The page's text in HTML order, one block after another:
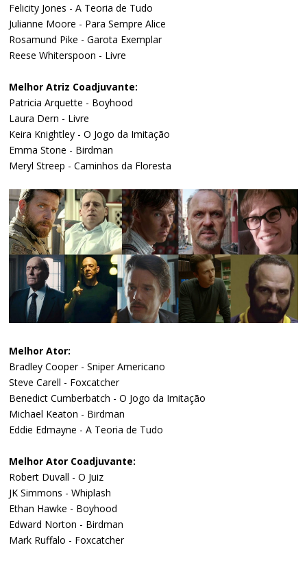
Felicity Jones - A Teoria de Tudo
Julianne Moore - Para Sempre Alice
Rosamund Pike - Garota Exemplar
Reese Whiterspoon - Livre
Melhor Atriz Coadjuvante:
Patricia Arquette - Boyhood
Laura Dern - Livre
Keira Knightley - O Jogo da Imitação
Emma Stone - Birdman
Meryl Streep - Caminhos da Floresta
Melhor Ator:
Bradley Cooper - Sniper Americano
Steve Carell - Foxcatcher
Benedict Cumberbatch - O Jogo da Imitação
Michael Keaton - Birdman
Eddie Edmayne - A Teoria de Tudo
Melhor Ator Coadjuvante:
Robert Duvall - O Juiz
JK Simmons - Whiplash
Ethan Hawke - Boyhood
Edward Norton - Birdman
Mark Ruffalo - Foxcatcher